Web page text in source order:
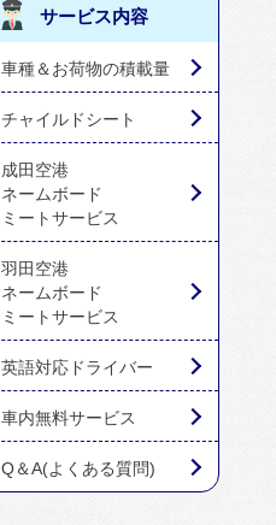
サービス内容
車種＆お荷物の積載量
チャイルドシート
成田空港
ネームボード
ミートサービス
羽田空港
ネームボード
ミートサービス
英語対応ドライバー
車内無料サービス
Q＆A(よくある質問)